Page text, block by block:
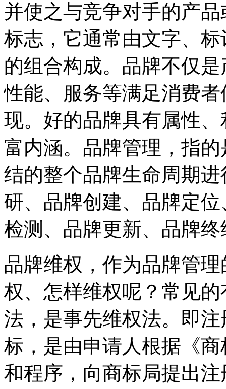
并使之与竞争对手的产
标志，它通常由文字、
的组合构成。品牌不仅
性能、服务等满足消费
现。好的品牌具有属性
富内涵。品牌管理，指
结的整个品牌生命周期
研、品牌创建、品牌定
检测、品牌更新、品牌终
品牌维权，作为品牌管
权、怎样维权呢？常见
法，是事先维权法。即
标，是由申请人根据《
和程序，向商标局提出